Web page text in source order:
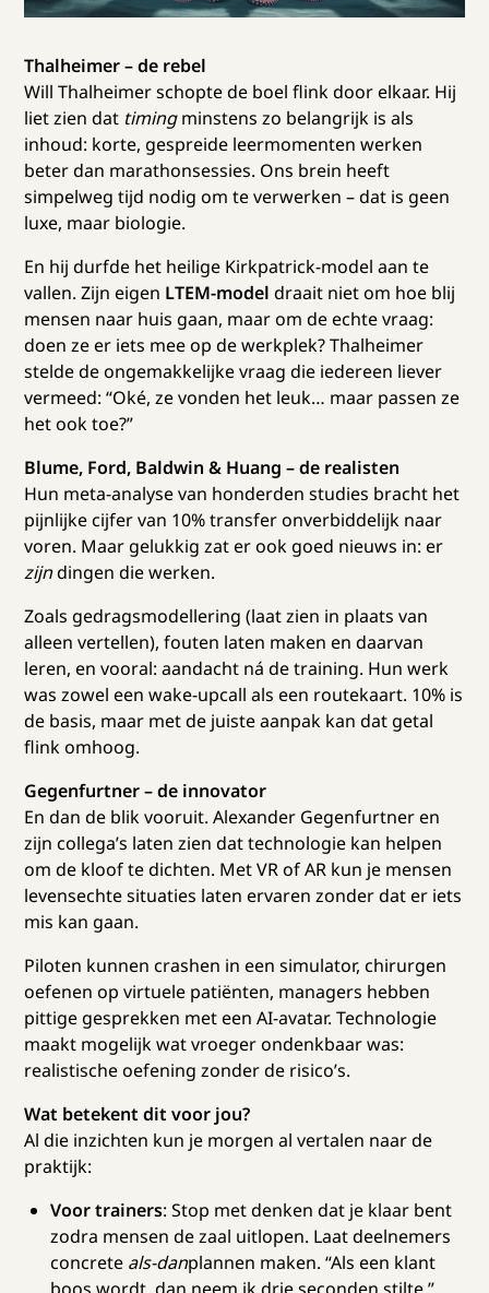
Thalheimer – de rebel
Will Thalheimer schopte de boel flink door elkaar. Hij
liet zien dat timingminstens zo belangrijk is als
inhoud: korte, gespreide leermomenten werken
beter dan marathonsessies. Ons brein heeft
simpelweg tijd nodig om te verwerken – dat is geen
luxe, maar biologie.
En hij durfde het heilige Kirkpatrick-model aan te
vallen. Zijn eigen LTEM-model draait niet om hoe blij
mensen naar huis gaan, maar om de echte vraag:
doen ze er iets mee op de werkplek? Thalheimer
stelde de ongemakkelijke vraag die iedereen liever
vermeed: “Oké, ze vonden het leuk… maar passen ze
het ook toe?”
Blume, Ford, Baldwin & Huang – de realisten
Hun meta-analyse van honderden studies bracht het
pijnlijke cijfer van 10% transfer onverbiddelijk naar
voren. Maar gelukkig zat er ook goed nieuws in: er
zijndingen die werken.
Zoals gedragsmodellering (laat zien in plaats van
alleen vertellen), fouten laten maken en daarvan
leren, en vooral: aandacht ná de training. Hun werk
was zowel een wake-upcall als een routekaart. 10% is
de basis, maar met de juiste aanpak kan dat getal
flink omhoog.
Gegenfurtner – de innovator
En dan de blik vooruit. Alexander Gegenfurtner en
zijn collega’s laten zien dat technologie kan helpen
om de kloof te dichten. Met VR of AR kun je mensen
levensechte situaties laten ervaren zonder dat er iets
mis kan gaan.
Piloten kunnen crashen in een simulator, chirurgen
oefenen op virtuele patiënten, managers hebben
pittige gesprekken met een AI-avatar. Technologie
maakt mogelijk wat vroeger ondenkbaar was:
realistische oefening zonder de risico’s.
Wat betekent dit voor jou?
Al die inzichten kun je morgen al vertalen naar de
praktijk:
Voor trainers: Stop met denken dat je klaar bent
zodra mensen de zaal uitlopen. Laat deelnemers
concrete als-danplannen maken. “Als een klant